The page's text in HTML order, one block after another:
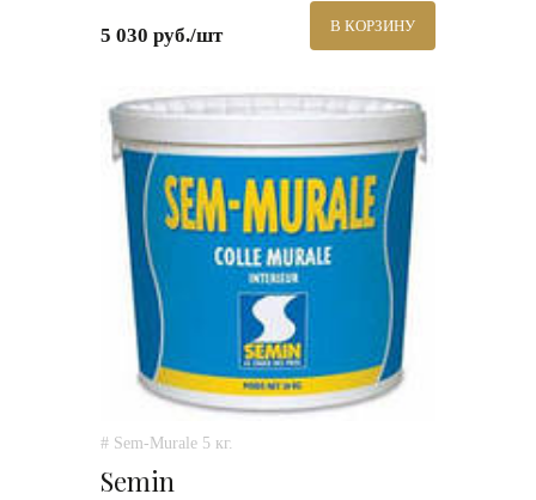
5 030 руб./шт В КОРЗИНУ
# Sem-Murale 5 кг.
Semin